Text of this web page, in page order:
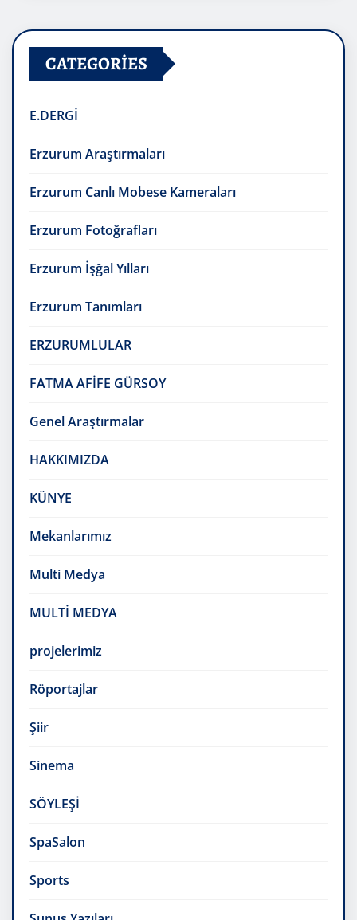
CATEGORIES
E.DERGİ
Erzurum Araştırmaları
Erzurum Canlı Mobese Kameraları
Erzurum Fotoğrafları
Erzurum İşğal Yılları
Erzurum Tanımları
ERZURUMLULAR
FATMA AFİFE GÜRSOY
Genel Araştırmalar
HAKKIMIZDA
KÜNYE
Mekanlarımız
Multi Medya
MULTİ MEDYA
projelerimiz
Röportajlar
Şiir
Sinema
SÖYLEŞİ
SpaSalon
Sports